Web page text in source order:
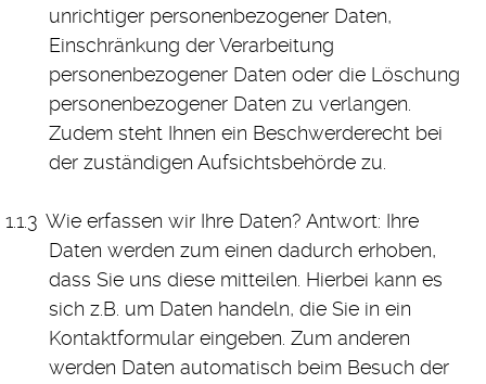
unrichtiger personenbezogener Daten,
Einschränkung der Verarbeitung
personenbezogener Daten oder die Löschung
personenbezogener Daten zu verlangen.
Zudem steht Ihnen ein Beschwerderecht bei
der zuständigen Aufsichtsbehörde zu.
Wie erfassen wir Ihre Daten? Antwort: Ihre
Daten werden zum einen dadurch erhoben,
dass Sie uns diese mitteilen. Hierbei kann es
sich z.B. um Daten handeln, die Sie in ein
Kontaktformular eingeben. Zum anderen
werden Daten automatisch beim Besuch der